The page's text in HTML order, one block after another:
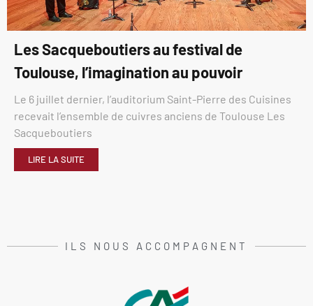
Les Sacqueboutiers au festival de
Toulouse, l’imagination au pouvoir
Le 6 juillet dernier, l’auditorium Saint-Pierre des Cuisines
recevait l’ensemble de cuivres anciens de Toulouse Les
Sacqueboutiers
LIRE LA SUITE
ILS NOUS ACCOMPAGNENT